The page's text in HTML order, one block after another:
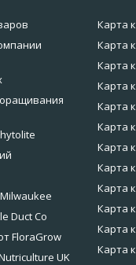
Duct Co
FloraGrow
UK
Карта
Карта
Карта
Карта
Карта
Карта
Карта
Карта
Карта
Карта
Карта
Карта